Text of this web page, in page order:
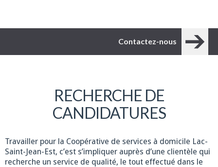
Contactez-nous
RECHERCHE DE
CANDIDATURES
Travailler pour la Coopérative de services à domicile Lac-
Saint-Jean-Est, c’est s’impliquer auprès d’une clientèle qui
recherche un service de qualité, le tout effectué dans le